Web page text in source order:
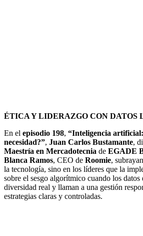
ÉTICA Y LIDERAZGO CON DATOS
En el episodio 198, “Inteligencia
necesidad?”, Juan Carlos Bustamante,
Maestría en Mercadotecnia de EGADE
Blanca Ramos, CEO de Roomie,
la tecnología, sino en los líderes que la
sobre el sesgo algorítmico cuando los
diversidad real y llaman a una gestión
estrategias claras y controladas.